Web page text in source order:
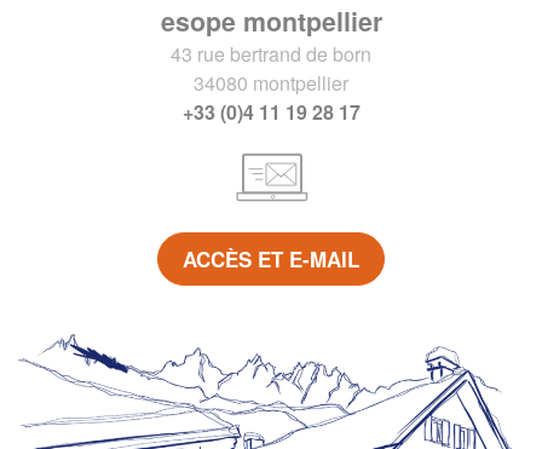
esope montpellier
43 rue bertrand de born
34080 montpellier
+33 (0)4 11 19 28 17
ACCÈS ET E-MAIL